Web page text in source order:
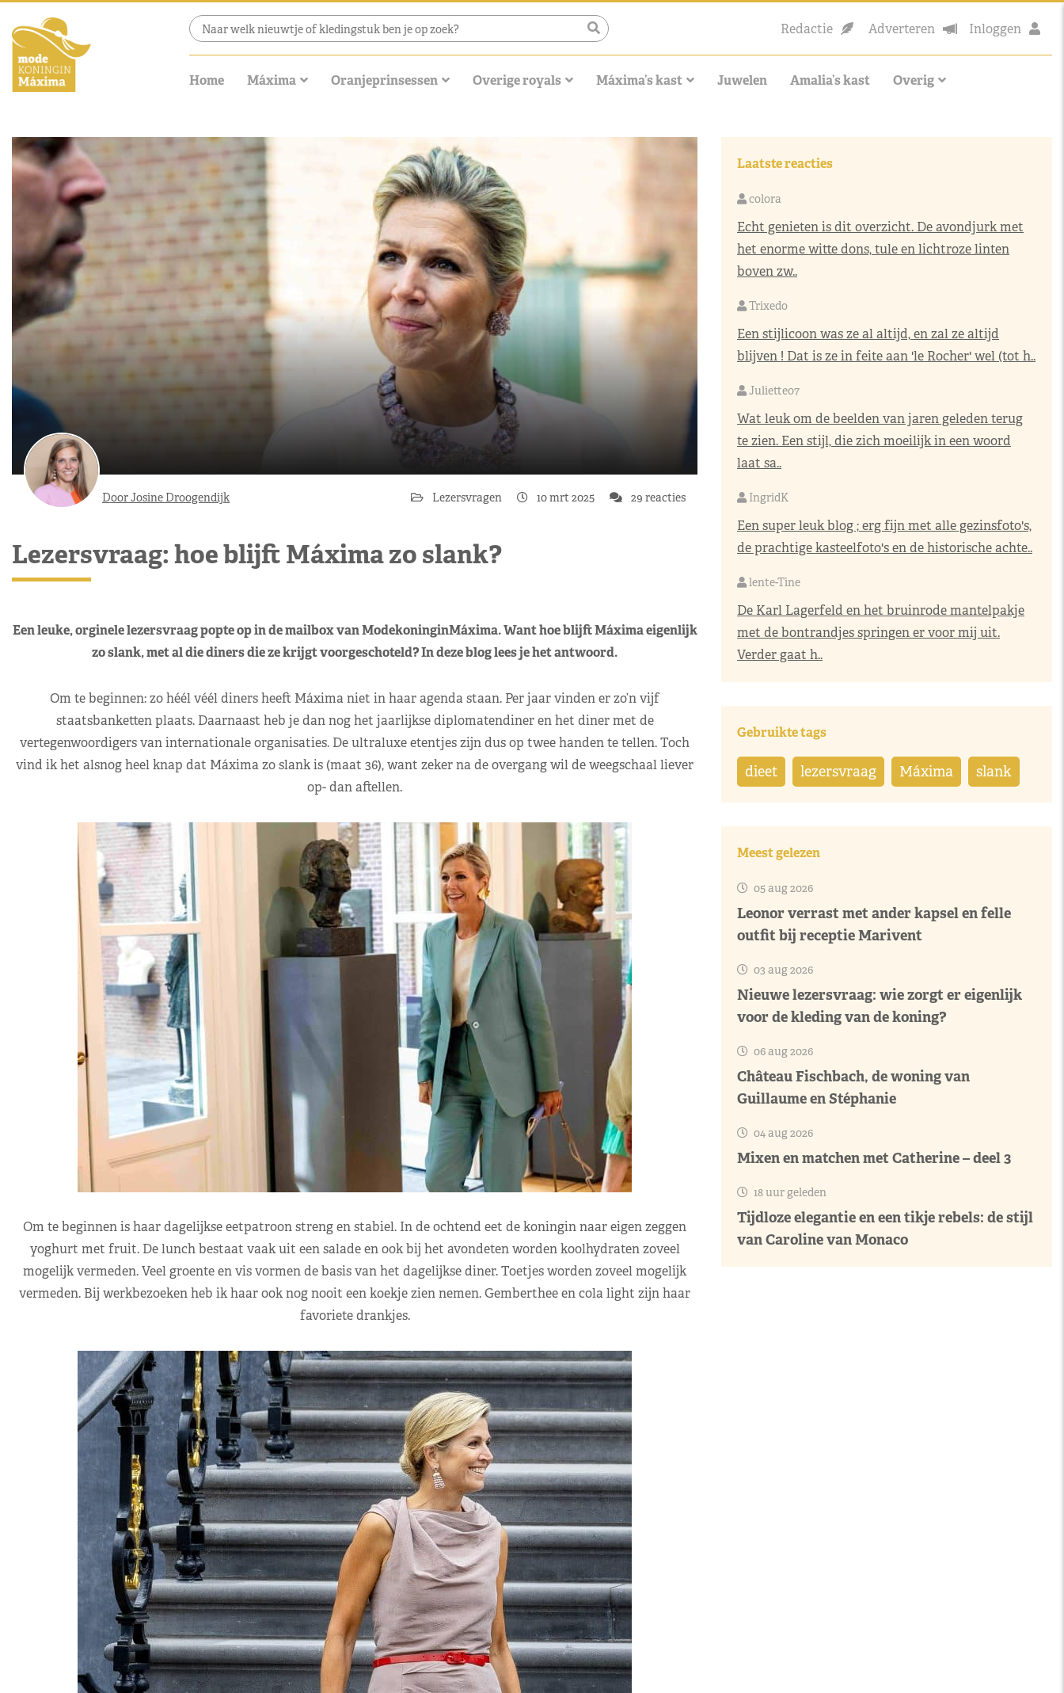
Redactie Adverteren Inloggen
Home Máxima Oranjeprinsessen Overige royals Máxima’s kast Juwelen Amalia’s kast Overig
Door Josine Droogendijk Lezersvragen 10 mrt 2025 29 reacties
Lezersvraag: hoe blijft Máxima zo slank?
Een leuke, orginele lezersvraag popte op in de mailbox van ModekoninginMáxima. Want hoe blijft Máxima eigenlijk
zo slank, met al die diners die ze krijgt voorgeschoteld? In deze blog lees je het antwoord.
Om te beginnen: zo héél véél diners heeft Máxima niet in haar agenda staan. Per jaar vinden er zo’n vijf
staatsbanketten plaats. Daarnaast heb je dan nog het jaarlijkse diplomatendiner en het diner met de
vertegenwoordigers van internationale organisaties. De ultraluxe etentjes zijn dus op twee handen te tellen. Toch
vind ik het alsnog heel knap dat Máxima zo slank is (maat 36), want zeker na de overgang wil de weegschaal liever
op- dan aftellen.
Om te beginnen is haar dagelijkse eetpatroon streng en stabiel. In de ochtend eet de koningin naar eigen zeggen
yoghurt met fruit. De lunch bestaat vaak uit een salade en ook bij het avondeten worden koolhydraten zoveel
mogelijk vermeden. Veel groente en vis vormen de basis van het dagelijkse diner. Toetjes worden zoveel mogelijk
vermeden. Bij werkbezoeken heb ik haar ook nog nooit een koekje zien nemen. Gemberthee en cola light zijn haar
favoriete drankjes.
Laatste reacties
colora
Echt genieten is dit overzicht. De avondjurk met
het enorme witte dons, tule en lichtroze linten
boven zw..
Trixedo
Een stijlicoon was ze al altijd, en zal ze altijd
blijven ! Dat is ze in feite aan 'le Rocher' wel (tot h..
Juliette07
Wat leuk om de beelden van jaren geleden terug
te zien. Een stijl, die zich moeilijk in een woord
laat sa..
IngridK
Een super leuk blog ; erg fijn met alle gezinsfoto's,
de prachtige kasteelfoto's en de historische achte..
lente-Tine
De Karl Lagerfeld en het bruinrode mantelpakje
met de bontrandjes springen er voor mij uit.
Verder gaat h..
Gebruikte tags
dieet lezersvraag Máxima slank
Meest gelezen
05 aug 2026
Leonor verrast met ander kapsel en felle
outfit bij receptie Marivent
03 aug 2026
Nieuwe lezersvraag: wie zorgt er eigenlijk
voor de kleding van de koning?
06 aug 2026
Château Fischbach, de woning van
Guillaume en Stéphanie
04 aug 2026
Mixen en matchen met Catherine – deel 3
18 uur geleden
Tijdloze elegantie en een tikje rebels: de stijl
van Caroline van Monaco